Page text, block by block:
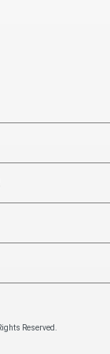
Reserved.